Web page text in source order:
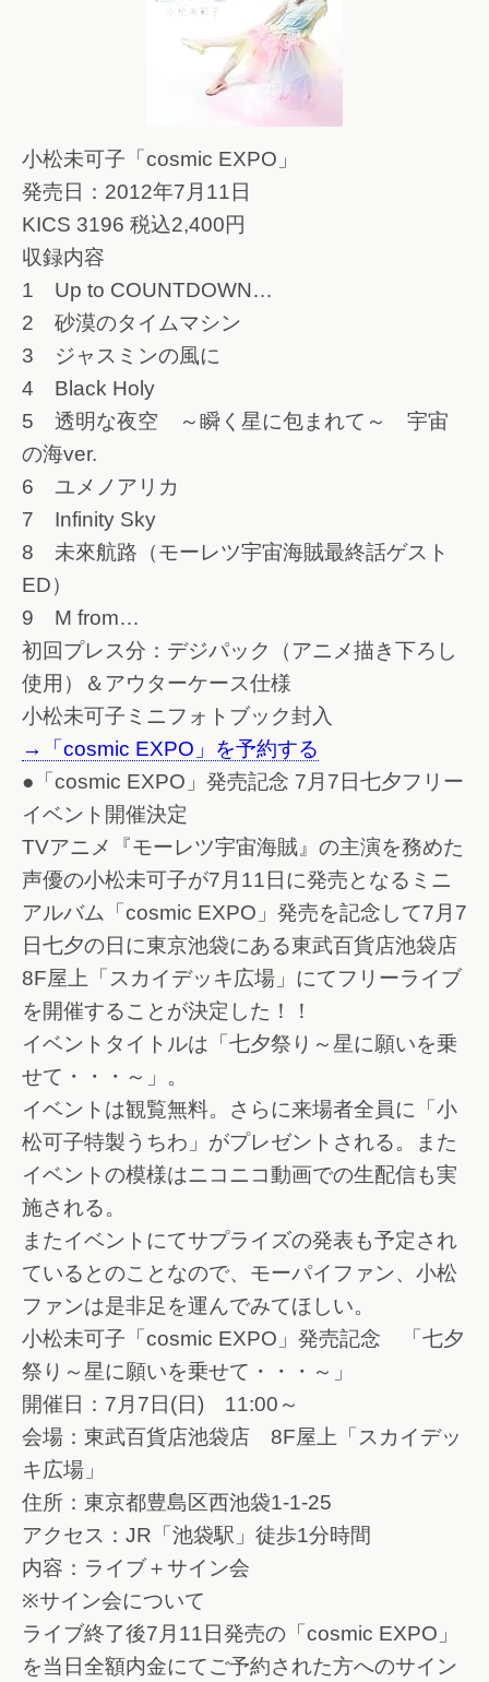
小松未可子「cosmic EXPO」
発売日：2012年7月11日
KICS 3196 税込2,400円
収録内容
1 Up to COUNTDOWN…
2 砂漠のタイムマシン
3 ジャスミンの風に
4 Black Holy
5 透明な夜空 ～瞬く星に包まれて～ 宇宙
の海ver.
6 ユメノアリカ
7 Infinity Sky
8 未來航路（モーレツ宇宙海賊最終話ゲスト
ED）
9 M from…
初回プレス分：デジパック（アニメ描き下ろし
使用）＆アウターケース仕様
小松未可子ミニフォトブック封入
→「cosmic EXPO」を予約する
●「cosmic EXPO」発売記念 7月7日七夕フリー
イベント開催決定
TVアニメ『モーレツ宇宙海賊』の主演を務めた
声優の小松未可子が7月11日に発売となるミニ
アルバム「cosmic EXPO」発売を記念して7月7
日七夕の日に東京池袋にある東武百貨店池袋店
8F屋上「スカイデッキ広場」にてフリーライブ
を開催することが決定した！！
イベントタイトルは「七夕祭り～星に願いを乗
せて・・・～」。
イベントは観覧無料。さらに来場者全員に「小
松可子特製うちわ」がプレゼントされる。また
イベントの模様はニコニコ動画での生配信も実
施される。
またイベントにてサプライズの発表も予定され
ているとのことなので、モーパイファン、小松
ファンは是非足を運んでみてほしい。
小松未可子「cosmic EXPO」発売記念 「七夕
祭り～星に願いを乗せて・・・～」
開催日：7月7日(日) 11:00～
会場：東武百貨店池袋店 8F屋上「スカイデッ
キ広場」
住所：東京都豊島区西池袋1-1-25
アクセス：JR「池袋駅」徒歩1分時間
内容：ライブ＋サイン会
※サイン会について
ライブ終了後7月11日発売の「cosmic EXPO」
を当日全額内金にてご予約された方へのサイン